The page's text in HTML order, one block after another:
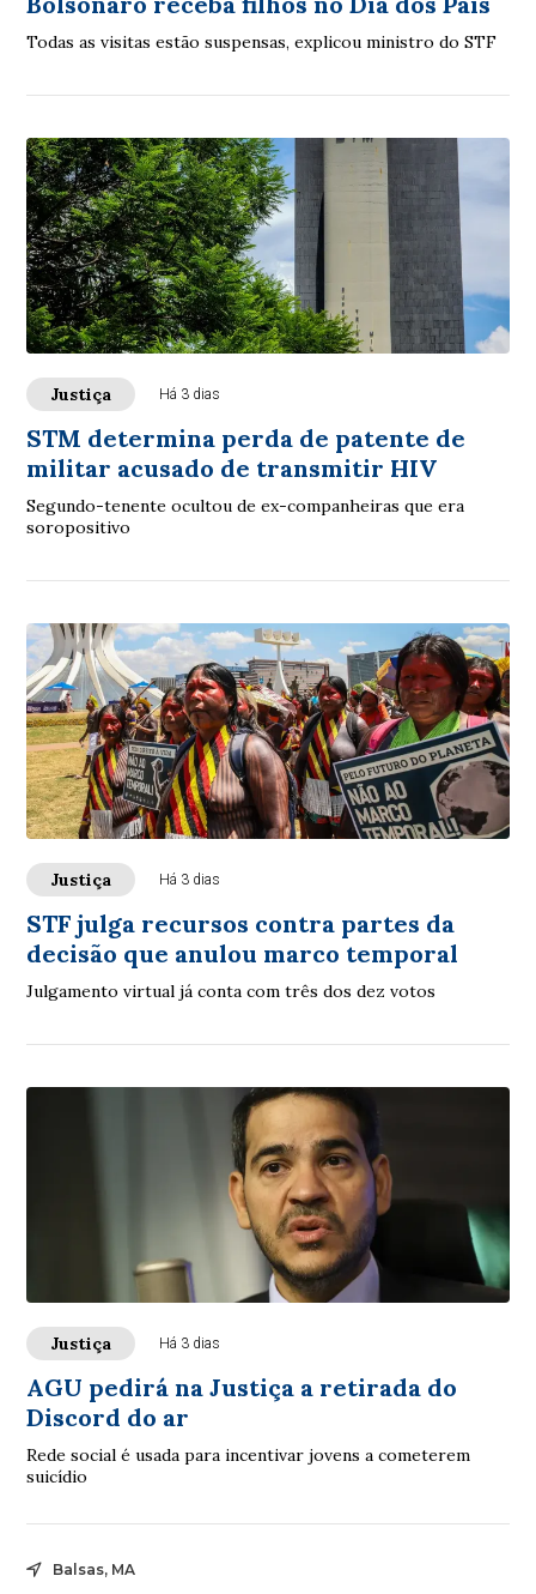
Todas as visitas estão suspensas, explicou ministro do STF
Justiça Há 3 dias
STM determina perda de patente de
militar acusado de transmitir HIV
Segundo-tenente ocultou de ex-companheiras que era
soropositivo
Justiça Há 3 dias
STF julga recursos contra partes da
decisão que anulou marco temporal
Julgamento virtual já conta com três dos dez votos
Justiça Há 3 dias
AGU pedirá na Justiça a retirada do
Discord do ar
Rede social é usada para incentivar jovens a cometerem
suicídio
Balsas, MA